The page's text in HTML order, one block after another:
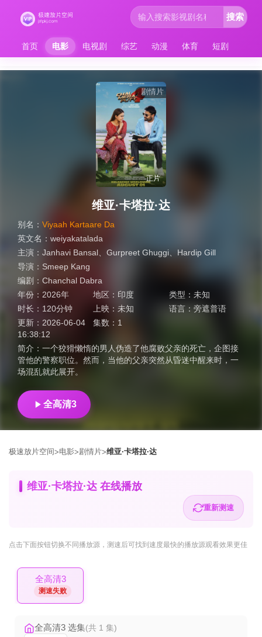
首页 电影 电视剧 综艺 动漫 体育 短剧
搜索
剧情片
正片
维亚·卡塔拉·达
别名： Viyaah Kartaare Da
英文名： weiyakatalada
主演： Janhavi Bansal、Gurpreet Ghuggi、Hardip Gill
导演： Smeep Kang
编剧： Chanchal Dabra
年份： 2026年 地区： 印度 类型： 未知
时长： 120分钟 上映：未知 语言： 旁遮普语
更新： 2026-06-04
16:38:12
集数： 1
简介： 一个狡猾懒惰的男人伪造了他腐败父亲的死亡，企图接
管他的警察职位。然而，当他的父亲突然从昏迷中醒来时，一
场混乱就此展开。
全高清3
极速放片空间>电影>剧情片>维亚·卡塔拉·达
维亚·卡塔拉·达 在线播放
重新测速
点击下面按钮切换不同播放源 ，测速后可找到速度最快的播放源观看效果更佳
全高清3
测速失败
全高清3 选集(共 1 集)